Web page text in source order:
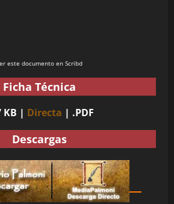
este documento en Scribd
Ficha Técnica
KB | Directa | .PDF
Descargas